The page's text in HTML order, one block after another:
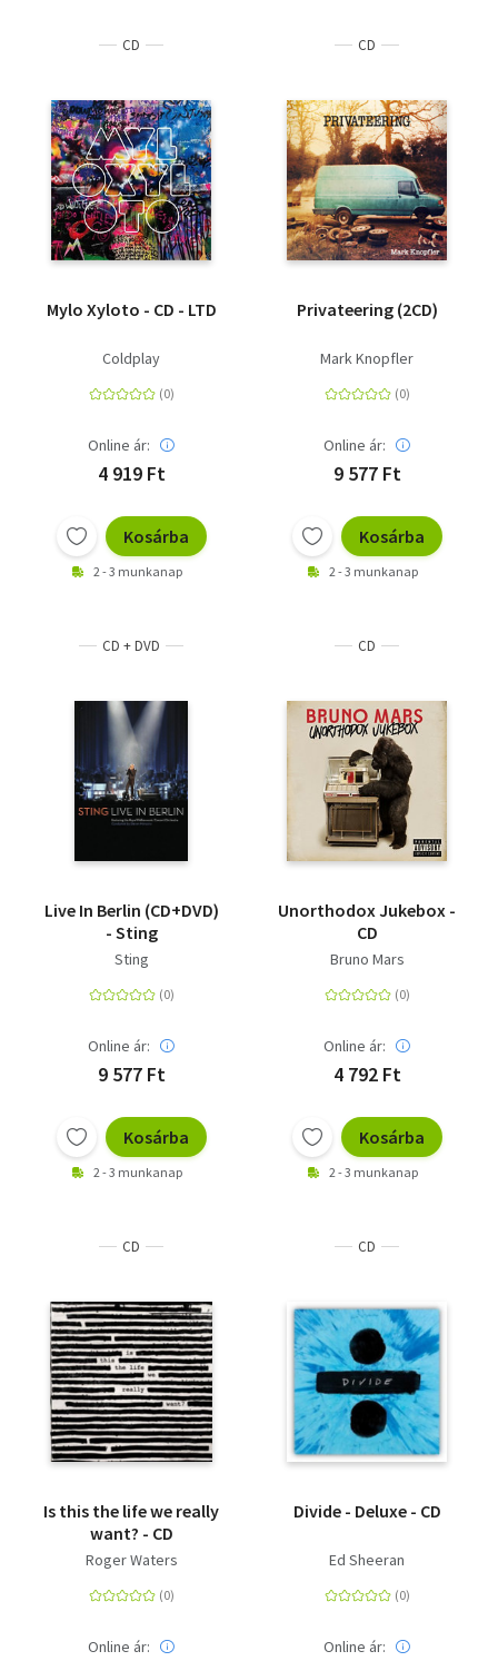
CD
Mylo Xyloto - CD - LTD
Coldplay
Online ár:
4 919 Ft
Kosárba
2 - 3 munkanap
CD
Privateering (2CD)
Mark Knopfler
Online ár:
9 577 Ft
Kosárba
2 - 3 munkanap
CD + DVD
Live In Berlin (CD+DVD)
- Sting
Sting
Online ár:
9 577 Ft
Kosárba
2 - 3 munkanap
CD
Unorthodox Jukebox -
CD
Bruno Mars
Online ár:
4 792 Ft
Kosárba
2 - 3 munkanap
CD
Is this the life we really
want? - CD
Roger Waters
Online ár:
CD
Divide - Deluxe - CD
Ed Sheeran
Online ár: